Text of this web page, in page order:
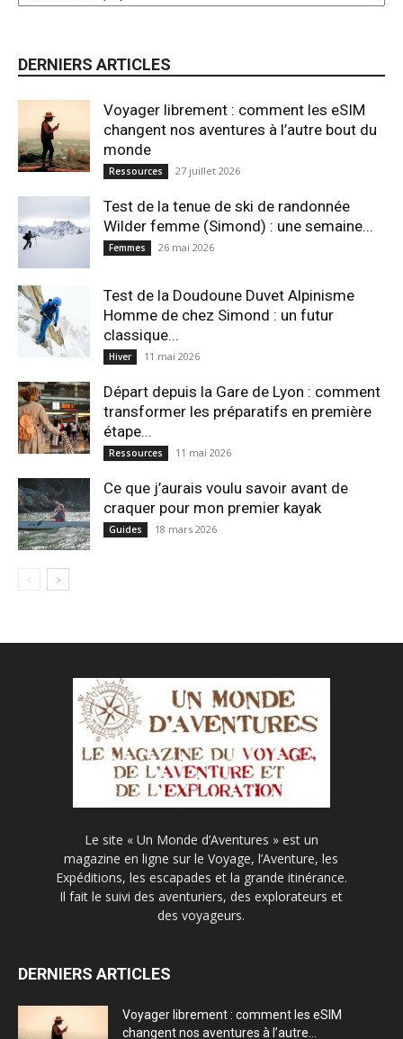
DERNIERS ARTICLES
Voyager librement : comment les eSIM
changent nos aventures à l’autre bout du
monde
Ressources 27 juillet 2026
Test de la tenue de ski de randonnée
Wilder femme (Simond) : une semaine...
Femmes 26 mai 2026
Test de la Doudoune Duvet Alpinisme
Homme de chez Simond : un futur
classique...
Hiver 11 mai 2026
Départ depuis la Gare de Lyon : comment
transformer les préparatifs en pre⁠mière
étape...
Ressources 11 mai 2026
Ce que j’aurais voulu savoir avant de
craquer pour mon premier kayak
Guides 18 mars 2026
Le site « Un Monde d’Aventures » est un
magazine en ligne sur le Voyage, l’Aventure, les
Expéditions, les escapades et la grande itinérance.
Il fait le suivi des aventuriers, des explorateurs et
des voyageurs.
DERNIERS ARTICLES
Voyager librement : comment les eSIM
changent nos aventures à l’autre...